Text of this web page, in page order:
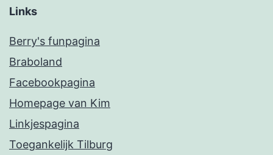
Links
Berry's funpagina
Braboland
Facebookpagina
Homepage van Kim
Linkjespagina
Toegankelijk Tilburg